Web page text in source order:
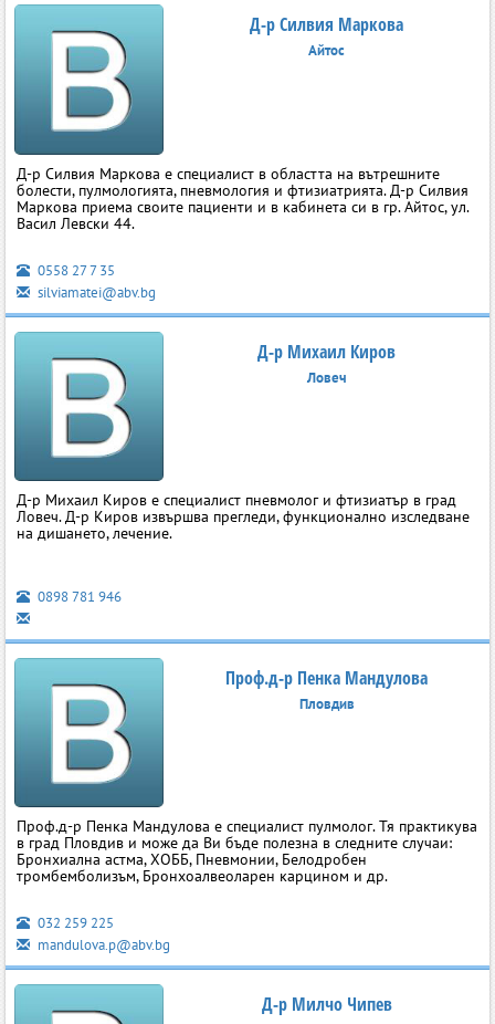
Д-р Силвия Маркова
Айтос
Д-р Силвия Маркова е специалист в областта на вътрешните
болести, пулмологията, пневмология и фтизиатрията. Д-р Силвия
Маркова приема своите пациенти и в кабинета си в гр. Айтос, ул.
Васил Левски 44.
0558 27 7 35
silviamatei@abv.bg
Д-р Михаил Киров
Ловеч
Д-р Михаил Киров е специалист пневмолог и фтизиатър в град
Ловеч. Д-р Киров извършва прегледи, функционално изследване
на дишането, лечение.
0898 781 946
Проф.д-р Пенка Мандулова
Пловдив
Проф.д-р Пенка Мандулова е специалист пулмолог. Тя практикува
в град Пловдив и може да Ви бъде полезна в следните случаи:
Бронхиална астма, ХОББ, Пневмонии, Белодробен
тромбемболизъм, Бронхоалвеоларен карцином и др.
032 259 225
mandulova.p@abv.bg
Д-р Милчо Чипев